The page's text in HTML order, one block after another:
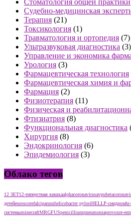
Стоматология общей практики
Судебно-медицинская
Терапия (21)
Токсикология (1)
Травматология и ортопедия (7)
Ультразвуковая диагностика (3)
Управление и экономика
Урология (3)
Фармацевтическая технология
Фармацевтическая химия и
Фармация (2)
Физиотерапия (11)
Физическая и
Фтизиатрия (8)
Функциональная диагностика
Хирургия (8)
Эндокринология (6)
Эпидемиология (3)
Облако тегов
12 ЗЕТ12-типерстная кишкаalphacoronavirusavpu
детейeuroscorefalciparumhelicobacter pyloriHELLP-синдром
системыminecraftMRGFUSpenicilliumpneumoniaprovoxre-